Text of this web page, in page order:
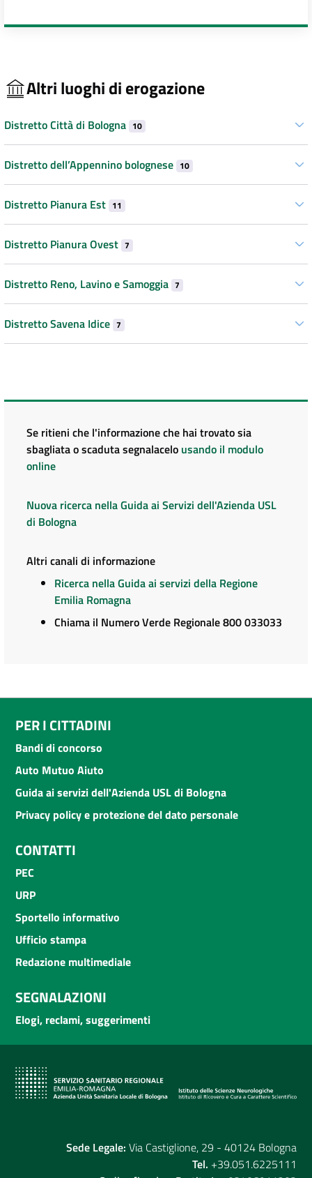
Altri luoghi di erogazione
Distretto Città di Bologna 10
Distretto dell’Appennino bolognese 10
Distretto Pianura Est 11
Distretto Pianura Ovest 7
Distretto Reno, Lavino e Samoggia 7
Distretto Savena Idice 7
Se ritieni che l'informazione che hai trovato sia
sbagliata o scaduta segnalacelo usando il modulo
online
Nuova ricerca nella Guida ai Servizi dell'Azienda USL
di Bologna
Altri canali di informazione
Ricerca nella Guida ai servizi della Regione
Emilia Romagna
Chiama il Numero Verde Regionale 800 033033
PER I CITTADINI
Bandi di concorso
Auto Mutuo Aiuto
Guida ai servizi dell'Azienda USL di Bologna
Privacy policy e protezione del dato personale
CONTATTI
PEC
URP
Sportello informativo
Ufficio stampa
Redazione multimediale
SEGNALAZIONI
Elogi, reclami, suggerimenti
Sede Legale: Via Castiglione, 29 - 40124 Bologna
Tel. +39.051.6225111